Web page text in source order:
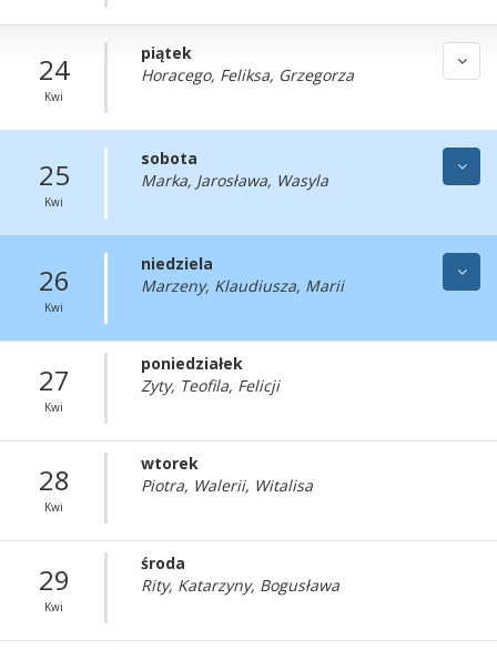
24
Kwi
piątek
Horacego, Feliksa, Grzegorza
25
Kwi
sobota
Marka, Jarosława, Wasyla
26
Kwi
niedziela
Marzeny, Klaudiusza, Marii
27
Kwi
poniedziałek
Zyty, Teofila, Felicji
28
Kwi
wtorek
Piotra, Walerii, Witalisa
29
Kwi
środa
Rity, Katarzyny, Bogusława